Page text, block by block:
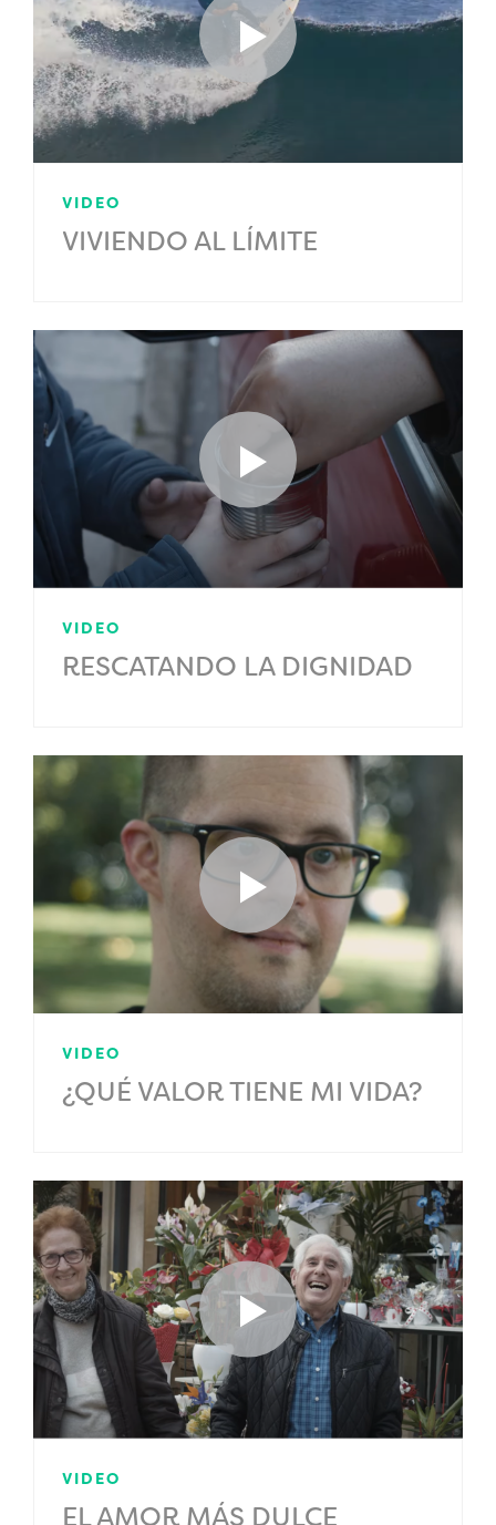
VIDEO
VIVIENDO AL LÍMITE
VIDEO
RESCATANDO LA DIGNIDAD
VIDEO
¿QUÉ VALOR TIENE MI VIDA?
VIDEO
EL AMOR MÁS DULCE